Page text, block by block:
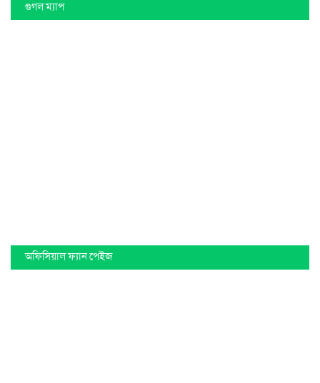
গুগল ম্যাপ
অফিসিয়াল ফ্যান পেইজ